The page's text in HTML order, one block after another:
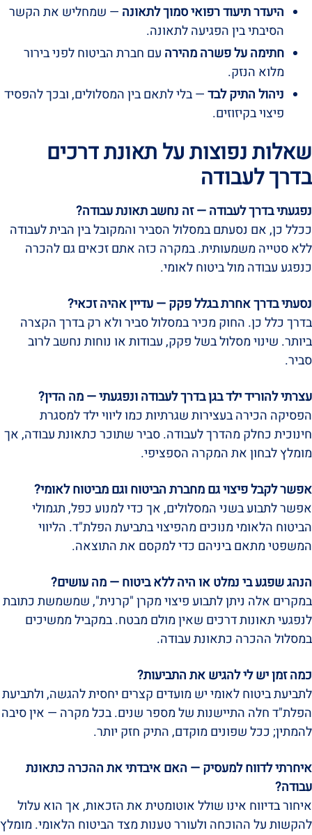
היעדר תיעוד רפואי סמוך לתאונה — שמחליש את הקשר
הסיבתי בין הפגיעה לתאונה.
חתימה על פשרה מהירה עם חברת הביטוח לפני בירור
מלוא הנזק.
ניהול התיק לבד— בלי לתאם בין המסלולים, ובכך להפסיד
פיצוי בקיזוזים.
שאלות נפוצות על תאונת דרכים
בדרך לעבודה
נפגעתי בדרך לעבודה — זה נחשב תאונת עבודה?
ככלל כן, אם נסעתם במסלול הסביר והמקובל בין הבית לעבודה
ללא סטייה משמעותית. במקרה כזה אתם זכאים גם להכרה
כנפגע עבודה מול ביטוח לאומי.
נסעתי בדרך אחרת בגלל פקק — עדיין אהיה זכאי?
בדרך כלל כן. החוק מכיר במסלול סביר ולא רק בדרך הקצרה
ביותר. שינוי מסלול בשל פקק, עבודות או נוחות נחשב לרוב
סביר.
עצרתי להוריד ילד בגן בדרך לעבודה ונפגעתי — מה הדין?
הפסיקה הכירה בעצירות שגרתיות כמו ליווי ילד למסגרת
חינוכית כחלק מהדרך לעבודה. סביר שתוכר כתאונת עבודה, אך
מומלץ לבחון את המקרה הספציפי.
אפשר לקבל פיצוי גם מחברת הביטוח וגם מביטוח לאומי?
אפשר לתבוע בשני המסלולים, אך כדי למנוע כפל, תגמולי
הביטוח הלאומי מנוכים מהפיצוי בתביעת הפלת"ד. הליווי
המשפטי מתאם ביניהם כדי למקסם את התוצאה.
הנהג שפגע בי נמלט או היה ללא ביטוח — מה עושים?
במקרים אלה ניתן לתבוע פיצוי מקרן "קרנית", שמשמשת כתובת
לנפגעי תאונות דרכים שאין מולם מבטח. במקביל ממשיכים
במסלול ההכרה כתאונת עבודה.
כמה זמן יש לי להגיש את התביעות?
לתביעת ביטוח לאומי יש מועדים קצרים יחסית להגשה, ולתביעת
הפלת"ד חלה התיישנות של מספר שנים. בכל מקרה — אין סיבה
להמתין; ככל שפונים מוקדם, התיק חזק יותר.
איחרתי לדווח למעסיק — האם איבדתי את ההכרה כתאונת
עבודה?
איחור בדיווח אינו שולל אוטומטית את הזכאות, אך הוא עלול
להקשות על ההוכחה ולעורר טענות מצד הביטוח הלאומי. מומלץ